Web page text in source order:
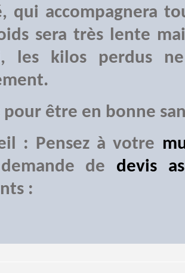
qui accompagnera
sera très lente
les kilos perdus
pour être en bonne
: Pensez à votre
de devis
: